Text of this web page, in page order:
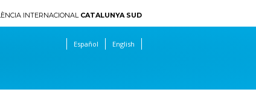
INTERNACIONAL CATALUNYA SUD
Español English